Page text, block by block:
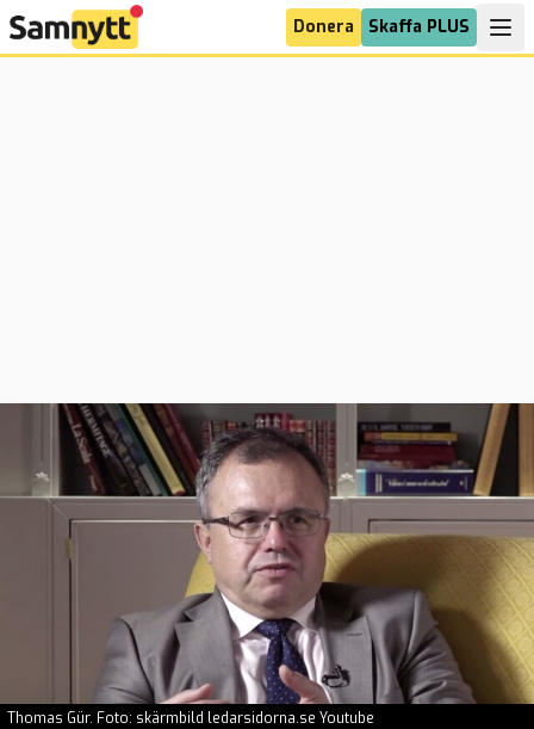
Donera Skaffa PLUS
Thomas Gür. Foto: skärmbild ledarsidorna.se Youtube